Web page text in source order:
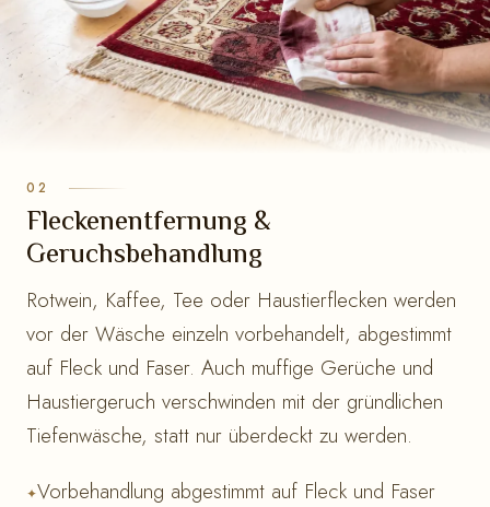
Fleckenentfernung &
Geruchsbehandlung
Rotwein, Kaffee, Tee oder Haustierflecken werden
vor der Wäsche einzeln vorbehandelt, abgestimmt
auf Fleck und Faser. Auch muffige Gerüche und
Haustiergeruch verschwinden mit der gründlichen
Tiefenwäsche, statt nur überdeckt zu werden.
Vorbehandlung abgestimmt auf Fleck und Faser